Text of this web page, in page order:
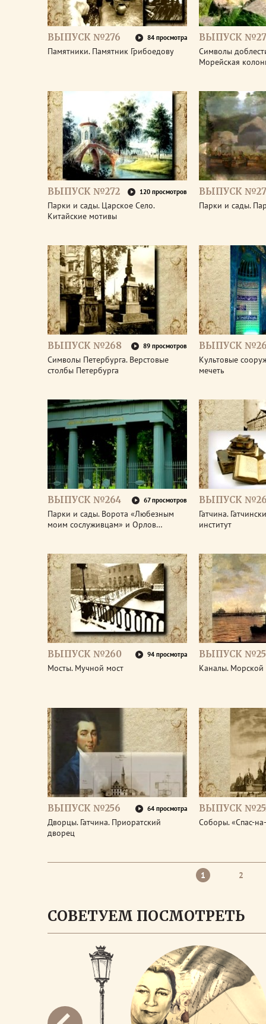
ВЫПУСК №276 84 просмотра
Памятники. Памятник Грибоедову
ВЫПУСК
Символы
Морейская
ВЫПУСК №272 120 просмотров
Парки и сады. Царское Село.
Китайские мотивы
ВЫПУСК
Парки и сады.
ВЫПУСК №268 89 просмотров
Символы Петербурга. Верстовые
столбы Петербурга
ВЫПУСК
Культовые
мечеть
ВЫПУСК №264 67 просмотров
Парки и сады. Ворота «Любезным
моим сослуживцам» и Орлов…
ВЫПУСК
Гатчина.
институт
ВЫПУСК №260 94 просмотра
Мосты. Мучной мост
ВЫПУСК
Каналы. Морской
ВЫПУСК №256 64 просмотра
Дворцы. Гатчина. Приоратский
дворец
ВЫПУСК
Соборы. «Спас-
1 2
СОВЕТУЕМ ПОСМОТРЕТЬ